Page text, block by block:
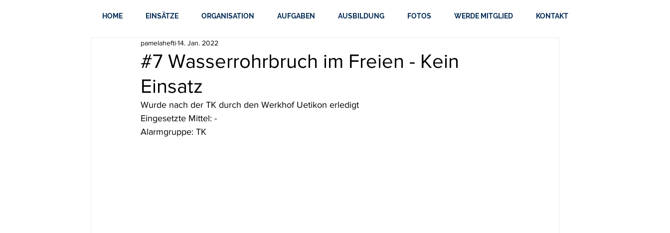
HOME EINSÄTZE ORGANISATION AUFGABEN AUSBILDUNG FOTOS WERDE MITGLIED KONTAKT
#7 Wasserrohrbruch im Freien - Kein
Einsatz
pamelahefti14. Jan. 2022
Wurde nach der TK durch den Werkhof Uetikon erledigt
Eingesetzte Mittel: -
Alarmgruppe: TK